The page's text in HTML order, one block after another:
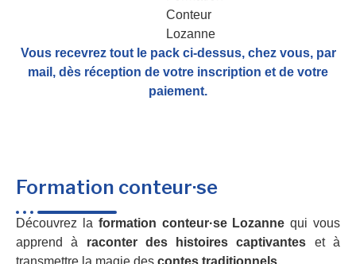
Vous recevrez tout le pack ci-dessus, chez vous, par
mail, dès réception de votre inscription et de votre
paiement.
Formation conteur·se
Découvrez la formation conteur·se Lozanne qui vous
apprend à raconter des histoires captivantes et à
transmettre la magie des contes traditionnels.